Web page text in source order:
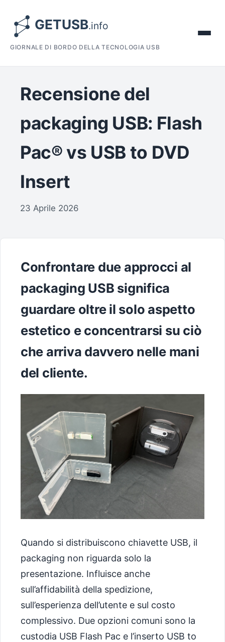
GIORNALE DI BORDO DELLA TECNOLOGIA USB
Recensione del
packaging USB: Flash
Pac® vs USB to DVD
Insert
23 Aprile 2026
Confrontare due approcci al
packaging USB significa
guardare oltre il solo aspetto
estetico e concentrarsi su ciò
che arriva davvero nelle mani
del cliente.
Quando si distribuiscono chiavette USB, il
packaging non riguarda solo la
presentazione. Influisce anche
sull’affidabilità della spedizione,
sull’esperienza dell’utente e sul costo
complessivo. Due opzioni comuni sono la
custodia USB Flash Pac e l’inserto USB to